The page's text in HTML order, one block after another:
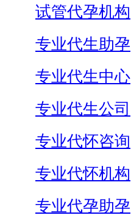
试管代孕机构
专业代生助孕
专业代生中心
专业代生公司
专业代怀咨询
专业代怀机构
专业代孕助孕